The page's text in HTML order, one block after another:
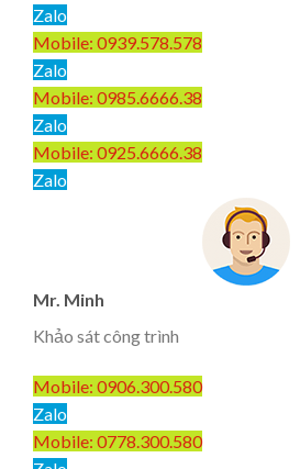
Zalo
Mobile: 0939.578.578
Zalo
Mobile: 0985.6666.38
Zalo
Mobile: 0925.6666.38
Zalo
Mr. Minh
Khảo sát công trình
Mobile: 0906.300.580
Zalo
Mobile: 0778.300.580